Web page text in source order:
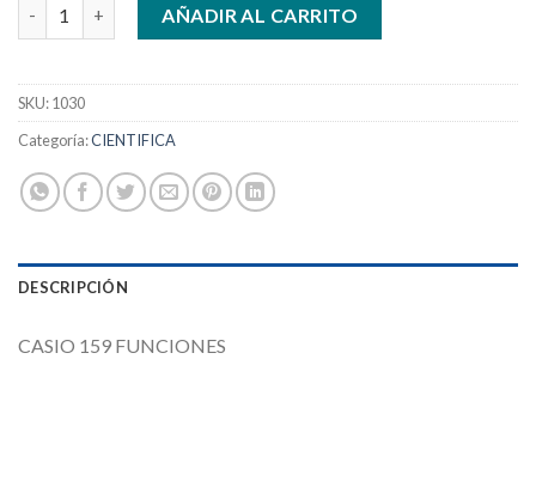
AÑADIR AL CARRITO
SKU:1030
Categoría:CIENTIFICA
DESCRIPCIÓN
CASIO 159 FUNCIONES